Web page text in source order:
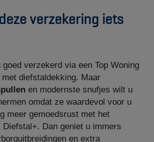
verzekering iets
goed verzekerd via een Top Woning
diefstaldekking. Maar
en modernste snufjes wilt u
omdat ze waardevol voor u
meer gemoedsrust met het
Diefstal+. Dan geniet u immers
en extra